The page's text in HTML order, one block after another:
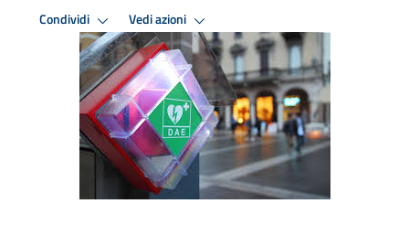
Condividi Vedi azioni